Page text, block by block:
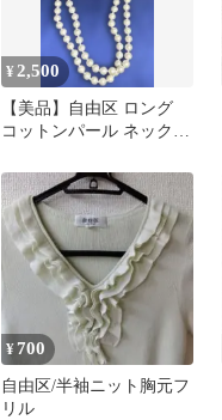
¥ 2,500
【美品】自由区 ロング
コットンパール ネックレ
ド樫山
¥700
自由区/半袖ニット胸元フ
リル